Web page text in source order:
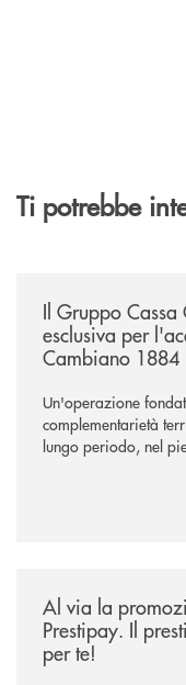
Ti potrebbe
Il Gruppo Cassa
esclusiva per
Cambiano 1884
Un'operazione
complementarietà
lungo periodo, nel
negoziazione
Al via la
Prestipay. Il
per te!